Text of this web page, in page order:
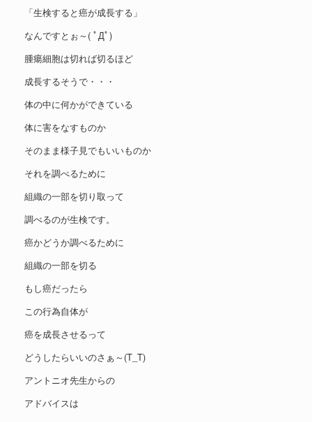
「生検すると癌が成長する」
なんですとぉ～( ﾟДﾟ)
腫瘍細胞は切れば切るほど
成長するそうで・・・
体の中に何かができている
体に害をなすものか
そのまま様子見でもいいものか
それを調べるために
組織の一部を切り取って
調べるのが生検です。
癌かどうか調べるために
組織の一部を切る
もし癌だったら
この行為自体が
癌を成長させるって
どうしたらいいのさぁ～(T_T)
アントニオ先生からの
アドバイスは